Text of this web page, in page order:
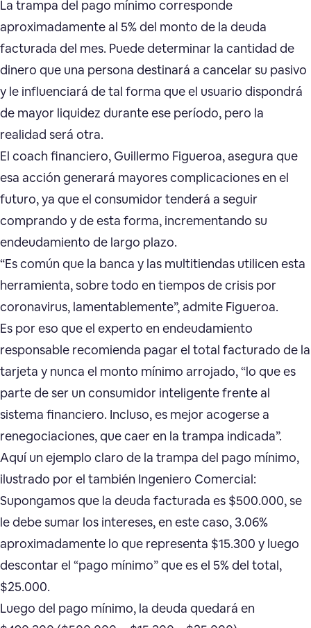
La trampa del pago mínimo corresponde
aproximadamente al 5% del monto de la deuda
facturada del mes. Puede determinar la cantidad de
dinero que una persona destinará a cancelar su pasivo
y le influenciará de tal forma que el usuario dispondrá
de mayor liquidez durante ese período, pero la
realidad será otra.
El coach financiero, Guillermo Figueroa, asegura que
esa acción generará mayores complicaciones en el
futuro, ya que el consumidor tenderá a seguir
comprando y de esta forma, incrementando su
endeudamiento de largo plazo.
“Es común que la banca y las multitiendas utilicen esta
herramienta, sobre todo en tiempos de crisis por
coronavirus, lamentablemente”, admite Figueroa.
Es por eso que el experto en endeudamiento
responsable recomienda pagar el total facturado de la
tarjeta y nunca el monto mínimo arrojado, “lo que es
parte de ser un consumidor inteligente frente al
sistema financiero. Incluso, es mejor acogerse a
renegociaciones, que caer en la trampa indicada”.
Aquí un ejemplo claro de la trampa del pago mínimo,
ilustrado por el también Ingeniero Comercial:
Supongamos que la deuda facturada es $500.000, se
le debe sumar los intereses, en este caso, 3.06%
aproximadamente lo que representa $15.300 y luego
descontar el “pago mínimo” que es el 5% del total,
$25.000.
Luego del pago mínimo, la deuda quedará en